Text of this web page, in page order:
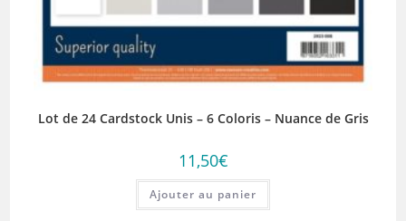
Lot de 24 Cardstock Unis – 6 Coloris – Nuance de Gris
11,50€
Ajouter au panier